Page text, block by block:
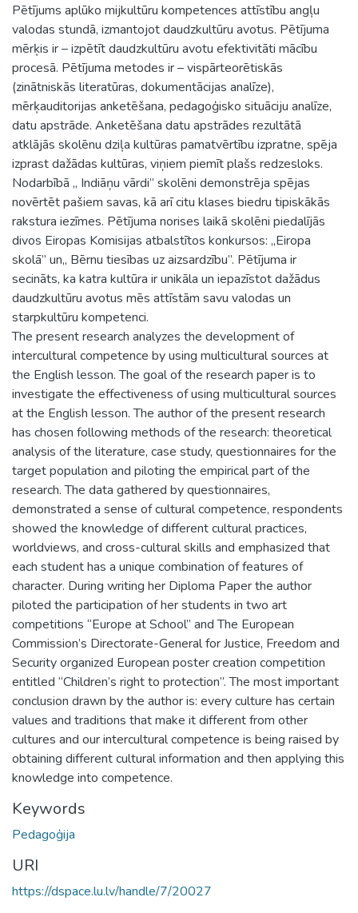
Pētījums aplūko mijkultūru kompetences attīstību angļu
valodas stundā, izmantojot daudzkultūru avotus. Pētījuma
mērķis ir – izpētīt daudzkultūru avotu efektivitāti mācību
procesā. Pētījuma metodes ir – vispārteorētiskās
(zinātniskās literatūras, dokumentācijas analīze),
mērķauditorijas anketēšana, pedagoģisko situāciju analīze,
datu apstrāde. Anketēšana datu apstrādes rezultātā
atklājās skolēnu dziļa kultūras pamatvērtību izpratne, spēja
izprast dažādas kultūras, viņiem piemīt plašs redzesloks.
Nodarbībā „ Indiāņu vārdi” skolēni demonstrēja spējas
novērtēt pašiem savas, kā arī citu klases biedru tipiskākās
rakstura iezīmes. Pētījuma norises laikā skolēni piedalījās
divos Eiropas Komisijas atbalstītos konkursos: „Eiropa
skolā” un„ Bērnu tiesības uz aizsardzību”. Pētījuma ir
secināts, ka katra kultūra ir unikāla un iepazīstot dažādus
daudzkultūru avotus mēs attīstām savu valodas un
starpkultūru kompetenci.
The present research analyzes the development of
intercultural competence by using multicultural sources at
the English lesson. The goal of the research paper is to
investigate the effectiveness of using multicultural sources
at the English lesson. The author of the present research
has chosen following methods of the research: theoretical
analysis of the literature, case study, questionnaires for the
target population and piloting the empirical part of the
research. The data gathered by questionnaires,
demonstrated a sense of cultural competence, respondents
showed the knowledge of different cultural practices,
worldviews, and cross-cultural skills and emphasized that
each student has a unique combination of features of
character. During writing her Diploma Paper the author
piloted the participation of her students in two art
competitions “Europe at School” and The European
Commission’s Directorate-General for Justice, Freedom and
Security organized European poster creation competition
entitled “Children’s right to protection”. The most important
conclusion drawn by the author is: every culture has certain
values and traditions that make it different from other
cultures and our intercultural competence is being raised by
obtaining different cultural information and then applying this
knowledge into competence.
Keywords
Pedagoģija
URI
https://dspace.lu.lv/handle/7/20027